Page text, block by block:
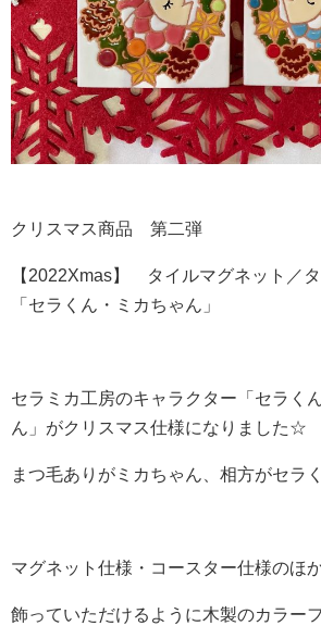
クリスマス商品 第二弾
【2022Xmas】 タイルマグネット／
「セラくん・ミカちゃん」
セラミカ工房のキャラクター「セラく
ん」がクリスマス仕様になりました☆
まつ毛ありがミカちゃん、相方がセラ
マグネット仕様・コースター仕様のほか
飾っていただけるように木製のカラー